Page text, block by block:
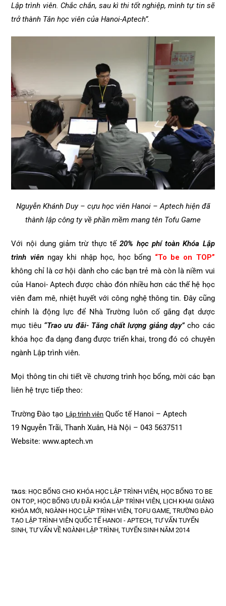
Lập trình viên. Chắc chắn, sau kì thi tốt nghiệp, mình tự tin sẽ
trở thành Tân học viên của Hanoi-Aptech”.
Nguyễn Khánh Duy – cựu học viên Hanoi – Aptech hiện đã
thành lập công ty về phần mềm mang tên Tofu Game
Với nội dung giảm trừ thực tế20% học phí toàn Khóa Lập
trình viên ngay khi nhập học, học bổng “To be on TOP”
không chỉ là cơ hội dành cho các bạn trẻ mà còn là niềm vui
của Hanoi- Aptech được chào đón nhiều hơn các thế hệ học
viên đam mê, nhiệt huyết với công nghệ thông tin. Đây cũng
chính là động lực để Nhà Trường luôn cố gắng đạt dược
mục tiêu “Trao ưu đãi- Tăng chất lượng giảng dạy”cho các
khóa học đa dạng đang được triển khai, trong đó có chuyên
ngành Lập trình viên.
Mọi thông tin chi tiết về chương trình học bổng, mời các bạn
liên hệ trực tiếp theo:
Trường Đào tạo Lập trình viên Quốc tế Hanoi – Aptech
19 Nguyễn Trãi, Thanh Xuân, Hà Nội – 043 5637511
Website: www.aptech.vn
TAGS: HỌC BỔNG CHO KHÓA HỌC LẬP TRÌNH VIÊN, HỌC BỔNG TO BE
ON TOP, HỌC BỔNG ƯU ĐÃI KHÓA LẬP TRÌNH VIÊN, LỊCH KHAI GIẢNG
KHÓA MỚI, NGÀNH HỌC LẬP TRÌNH VIÊN, TOFU GAME, TRƯỜNG ĐÀO
TẠO LẬP TRÌNH VIÊN QUỐC TẾ HANOI - APTECH, TƯ VẤN TUYỂN
SINH, TƯ VẤN VỀ NGÀNH LẬP TRÌNH, TUYỂN SINH NĂM 2014